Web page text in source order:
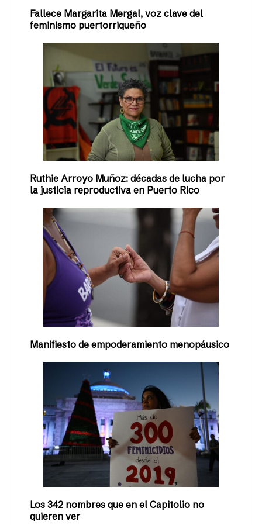
Fallece Margarita Mergal, voz clave del
feminismo puertorriqueño
Ruthie Arroyo Muñoz: décadas de lucha por
la justicia reproductiva en Puerto Rico
Manifiesto de empoderamiento menopáusico
Los 342 nombres que en el Capitolio no
quieren ver